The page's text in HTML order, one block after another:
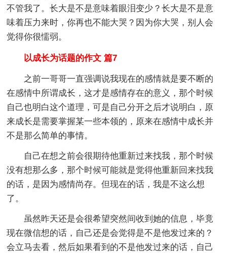
不管我了。长大是不是意味着眼泪变少？长大是不是意
味着压力来时，你再也不能大哭？因为你大哭，别人会
觉得你很懦弱。
以成长为话题的作文 篇7
之前一哥哥一直强调说我现在的感情就是要不断的
在感情中所谓成长，这才是感情存在的意义，那个时候
自己也明白这个道理，可是自己分开之后才说明白，原
来成长是需要掌握某一些本领的，原来在感情中成长并
不是那么简单的事情。
自己在想之前会很期待他重新过来找我，那个时候
没有想那么多，那个时候可能就是觉得他重新回来找我
的话，是因为感情尚存。但现在的话，我是不这么想
了。
虽然昨天还是会很希望突然间收到她的信息，毕竟
现在微信想的话，自己还是会觉得是不是他发过来的？
会立马去看，然后如果看到的不是他发过来的话，自己